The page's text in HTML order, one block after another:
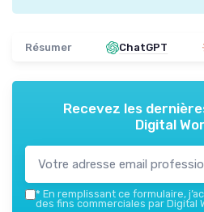
Résumer ChatGPT
Recevez les
Digital
* En remplissant ce formulaire,
des fins commerciales par Digital